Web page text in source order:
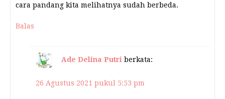
cara pandang kita melihatnya sudah berbeda.
Balas
Ade Delina Putri berkata:
26 Agustus 2021 pukul 5:53 pm